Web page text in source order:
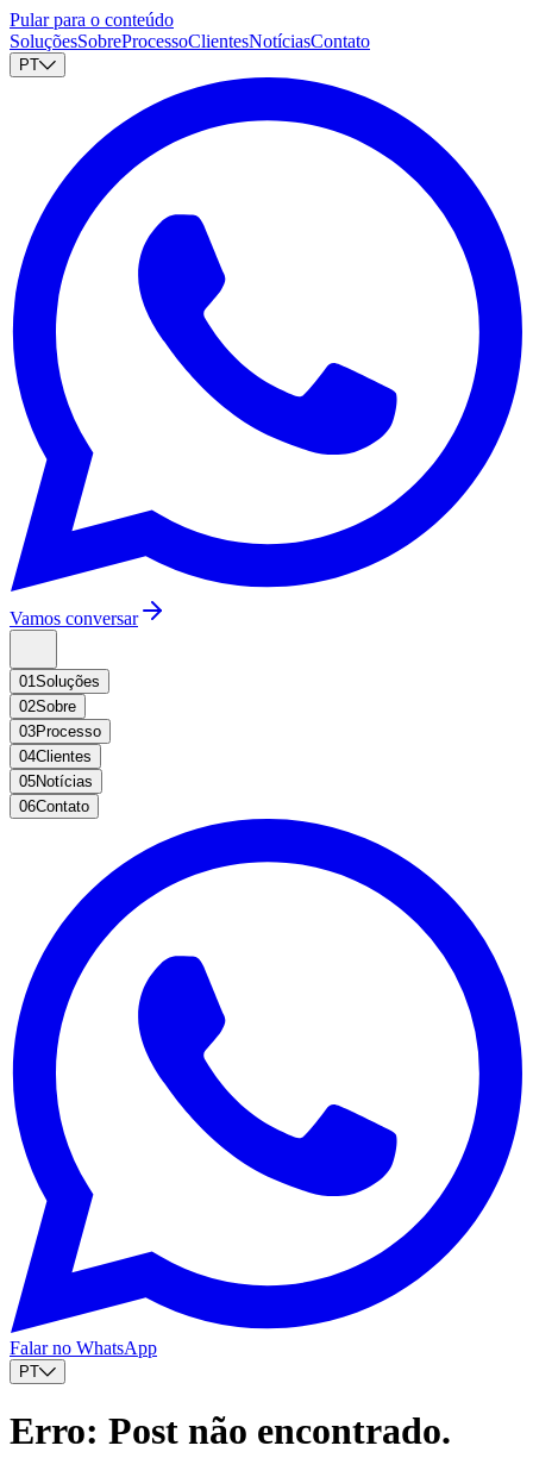
Pular para o conteúdo
SoluçõesSobreProcessoClientesNotíciasContato
PT
Vamos conversar
01Soluções
02Sobre
03Processo
04Clientes
05Notícias
06Contato
Falar no WhatsApp
PT
Erro: Post não encontrado.